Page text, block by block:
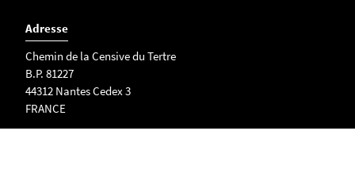
Adresse
Chemin de la Censive du Tertre
B.P. 81227
44312 Nantes Cedex 3
FRANCE